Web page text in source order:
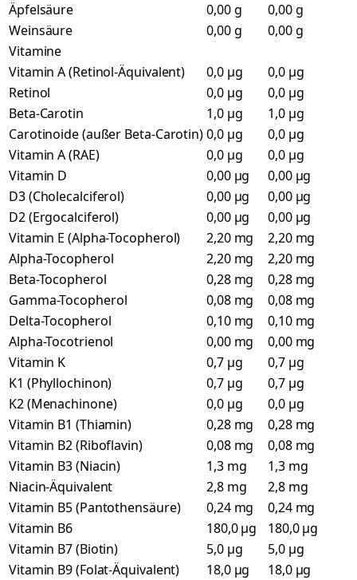
Äpfelsäure
0,00 g
0,00 g
Weinsäure
0,00 g
0,00 g
Vitamine
Vitamin A (Retinol-Äquivalent)
0,0 µg
0,0 µg
Retinol
0,0 µg
0,0 µg
Beta-Carotin
1,0 µg
1,0 µg
Carotinoide (außer Beta-Carotin)0,0 µg
0,0 µg
Vitamin A (RAE)
0,0 µg
0,0 µg
Vitamin D
0,00 µg
0,00 µg
D3 (Cholecalciferol)
0,00 µg
0,00 µg
D2 (Ergocalciferol)
0,00 µg
0,00 µg
Vitamin E (Alpha-Tocopherol)
2,20 mg
2,20 mg
Alpha-Tocopherol
2,20 mg
2,20 mg
Beta-Tocopherol
0,28 mg
0,28 mg
Gamma-Tocopherol
0,08 mg
0,08 mg
Delta-Tocopherol
0,10 mg
0,10 mg
Alpha-Tocotrienol
0,00 mg
0,00 mg
Vitamin K
0,7 µg
0,7 µg
K1 (Phyllochinon)
0,7 µg
0,7 µg
K2 (Menachinone)
0,0 µg
0,0 µg
Vitamin B1 (Thiamin)
0,28 mg
0,28 mg
Vitamin B2 (Riboflavin)
0,08 mg
0,08 mg
Vitamin B3 (Niacin)
1,3 mg
1,3 mg
Niacin-Äquivalent
2,8 mg
2,8 mg
Vitamin B5 (Pantothensäure)
0,24 mg
0,24 mg
Vitamin B6
180,0 µg
180,0 µg
Vitamin B7 (Biotin)
5,0 µg
5,0 µg
Vitamin B9 (Folat-Äquivalent)
18,0 µg
18,0 µg